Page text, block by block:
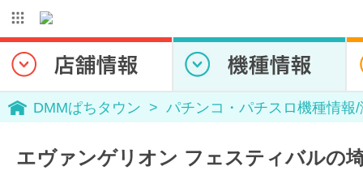
DMMぱちタウン パチンコ・パチスロ機種情報
エヴァンゲリオン フェスティバルの